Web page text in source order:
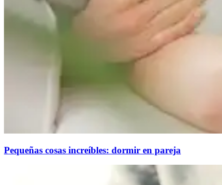
Pequeñas cosas increíbles: dormir en pareja